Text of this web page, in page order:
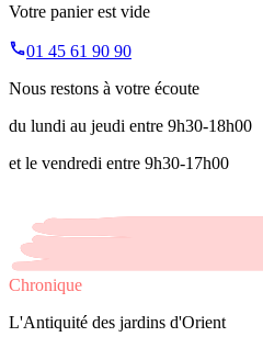
Votre panier est vide
01 45 61 90 90
Nous restons à votre écoute
du lundi au jeudi entre 9h30-18h00
et le vendredi entre 9h30-17h00
Chronique
L'Antiquité des jardins d'Orient